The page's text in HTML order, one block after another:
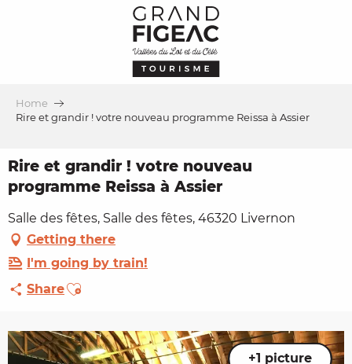
Home
Rire et grandir ! votre nouveau programme Reissa à Assier
Rire et grandir ! votre nouveau
programme Reissa à Assier
Salle des fêtes, Salle des fêtes, 46320 Livernon
Getting there
I'm going by train!
ShareAjouter aux favoris
+1 picture